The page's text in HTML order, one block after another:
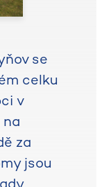
se
celku
v
za
jsou